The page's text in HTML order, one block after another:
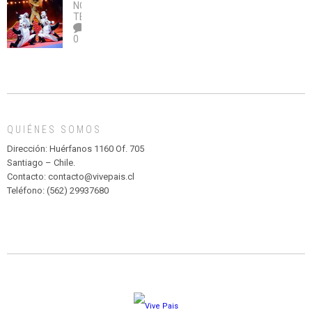
legalice
el
abuso”
DE
TEATRO
Y
MADAGASCAR
PARQUE
HURATDO
NOTICIAS
TEATRO
0
QUIÉNES SOMOS
Dirección: Huérfanos 1160 Of. 705
Santiago – Chile.
Contacto: contacto@vivepais.cl
Teléfono: (562) 29937680